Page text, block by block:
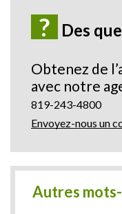
? Des
Obtenez de
avec notre
819-243-4800
Envoyez-nous un
Autres